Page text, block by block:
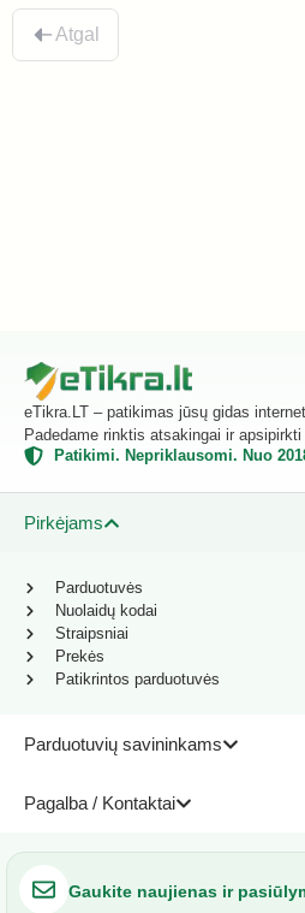
Atgal
eTikra.LT – patikimas jūsų gidas
Padedame rinktis atsakingai ir
Patikimi. Nepriklausomi. Nuo
Pirkėjams
Parduotuvių savininkams
Pagalba / Kontaktai
Parduotuvės
Nuolaidų kodai
Straipsniai
Prekės
Patikrintos parduotuvės
Gaukite naujienas ir